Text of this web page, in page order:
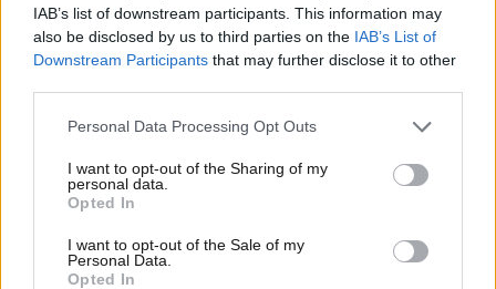
IAB’s list of downstream participants. This information may
also be disclosed by us to third parties on the IAB’s List of
Downstream Participants that may further disclose it to other
Please note that this website/app uses one or more Google
not limited to your visit or usage behaviour. You may click to
grant or deny consent to Google and its third-party tags to
use your data for below specified purposes in below Google
consent section.
Personal Data Processing Opt Outs
I want to opt-out of the Sharing of my
personal data.
Opted In
I want to opt-out of the Sale of my
Personal Data.
Opted In
ΣΧΌΛΙΑ ΑΝΑΓΝΩΣΤΏΝ